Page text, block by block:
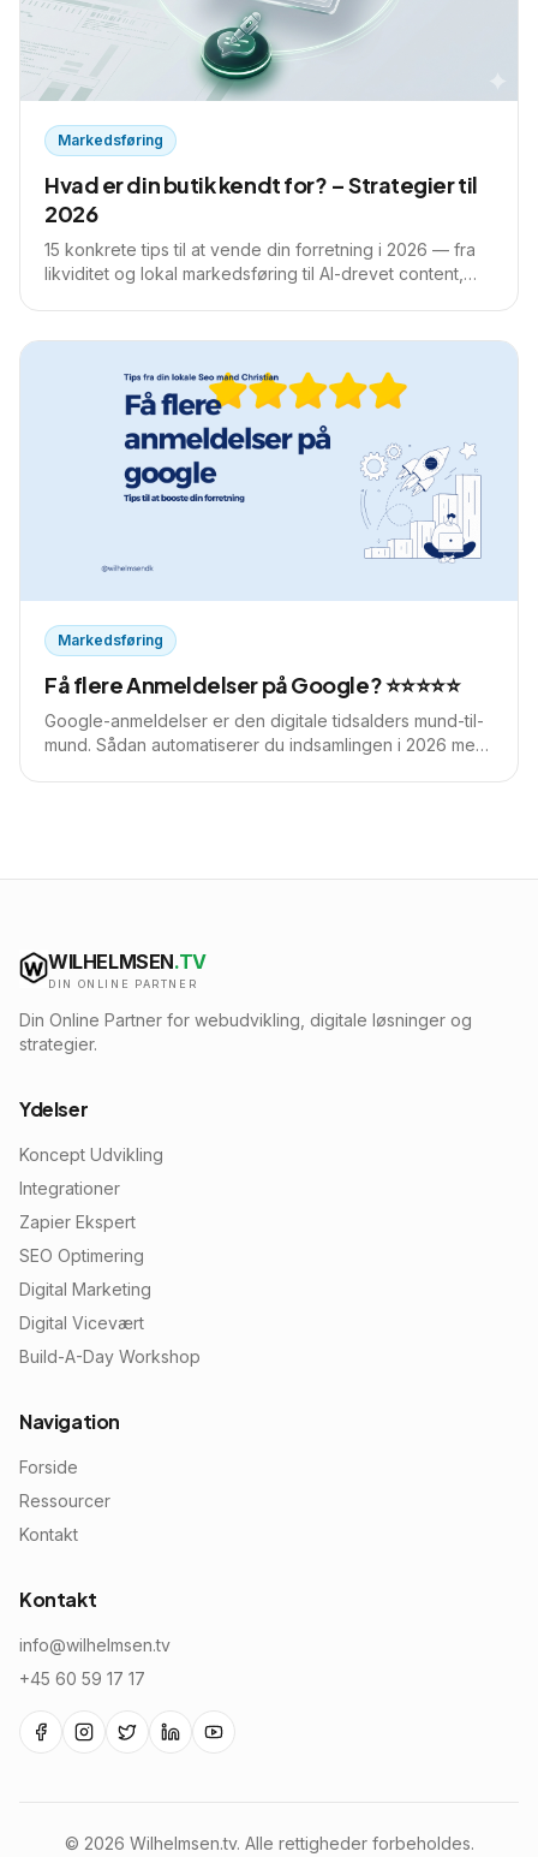
Markedsføring
Hvad er din butik kendt for? – Strategier til
2026
15 konkrete tips til at vende din forretning i 2026 — fra
likviditet og lokal markedsføring til AI-drevet content,
Markedsføring
Få flere Anmeldelser på Google? ⭐⭐⭐⭐⭐
Google-anmeldelser er den digitale tidsalders mund-til-
mund. Sådan automatiserer du indsamlingen i 2026 med
WILHELMSEN.TV
DIN ONLINE PARTNER
Din Online Partner for webudvikling, digitale løsninger og
strategier.
Ydelser
Koncept Udvikling
Integrationer
Zapier Ekspert
SEO Optimering
Digital Marketing
Digital Vicevært
Build-A-Day Workshop
Navigation
Forside
Ressourcer
Kontakt
Kontakt
info@wilhelmsen.tv
+45 60 59 17 17
© 2026 Wilhelmsen.tv. Alle rettigheder forbeholdes.